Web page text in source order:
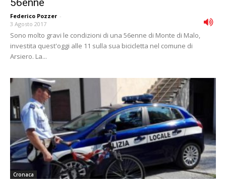
56enne
Federico Pozzer -
3 Agosto 2017
Sono molto gravi le condizioni di una 56enne di Monte di Malo,
investita quest'oggi alle 11 sulla sua bicicletta nel comune di
Arsiero. La...
Cronaca